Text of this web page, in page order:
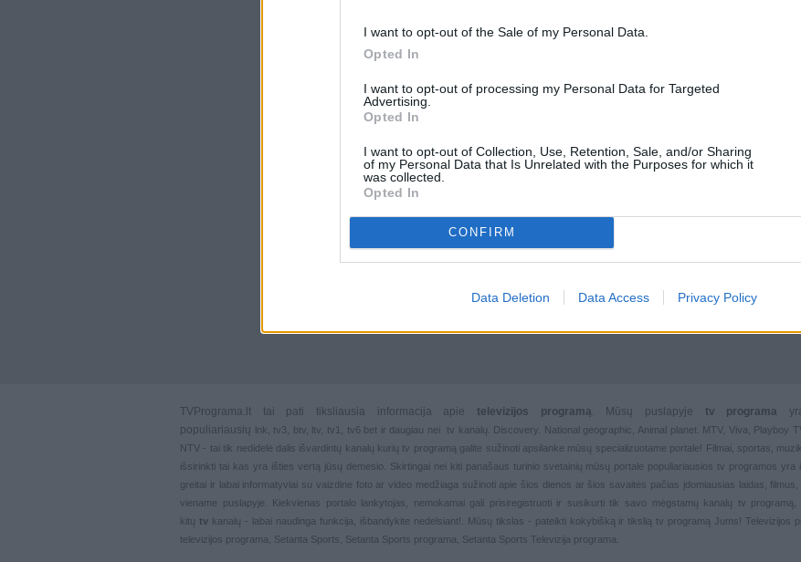
I want to opt-out of the Sale of my Personal Data.
Opted In
I want to opt-out of processing my Personal Data for Targeted
Advertising.
Opted In
I want to opt-out of Collection, Use, Retention, Sale, and/or Sharing
of my Personal Data that Is Unrelated with the Purposes for which it
was collected.
Opted In
CONFIRM
Data Deletion Data Access Privacy Policy
TVPrograma.lt tai pati tiksliausia informacija apie televizijos programą. Mūsų puslapyje tv programa
populiariausių lnk tv3 btv, ltv tv1 tv6 bet ir daugiau nei tv kanalų. Discovery. National geographic, Animal planet. MTV, Viva, Playboy
NTV - tai tik nedidelė dalis išvardintų kanalų kurių tv programą galite sužinoti apsilanke mūsų specializuotame portale! Filmai, sportas
išsirinkti tai kas yra išties vertą jūsų dėmesio. Skirtingai nei kiti panašaus turinio svetainių mūsų portale populiariausios tv programos yra
greitai ir labai informatyviai su vaizdine foto ar video medžiaga sužinoti apie šios dienos ar šios savaitės pačias įdomiausias laidas,
viename puslapyje. Kiekvienas portalo lankytojas, nemokamai gali prisiregistruoti ir susikurti tik savo mėgstamų kanalų
tv programą,
kitų tvkanalų - labai naudinga funkcija, išbandykite nedelsiant!. Mūsų tikslas - pateikti kokybišką ir tikslią tv programą Jums! Televizijos
televizijos programa, Setanta Sports, Setanta Sports programa, Setanta Sports Televizija programa.